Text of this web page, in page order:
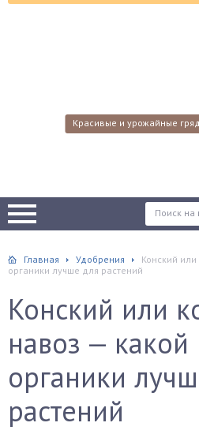
Красивые и урожайные
Главная Удобрения
Конский
органики лучше для растений
Конский или
навоз — какой
органики
растений